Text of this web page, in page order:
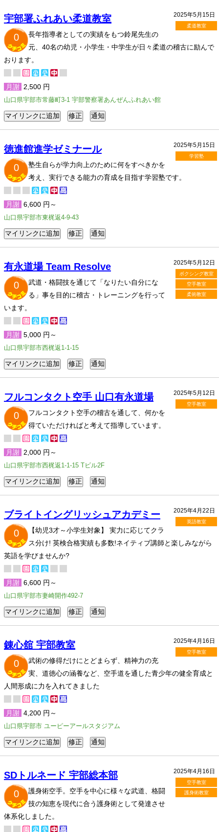
2025年5月15日
柔道教室
宇部署ふれあい柔道教室
0
長年指導者としての実績をもつ鈴尾先生の
元、40名の幼児・小学生・中学生が日々柔道の稽古に励んで
おります。
月謝 2,500 円
山口県宇部市常藤町3-1 宇部警察署あんぜんふれあい館
2025年5月15日
学習塾
徳進館進学ゼミナール
0
塾生自らが学力向上のために何をすべきかを
考え、実行できる能力の育成を目指す学習塾です。
月謝 6,600 円～
山口県宇部市東梶返4-9-43
2025年5月12日
ボクシング教室
空手教室
柔術教室
有永道場 Team Resolve
0
武道・格闘技を通じて「なりたい自分にな
る」事を目的に稽古・トレーニングを行って
います。
月謝 5,000 円～
山口県宇部市西梶返1-1-15
2025年5月12日
空手教室
フルコンタクト空手 山口有永道場
0
フルコンタクト空手の稽古を通して、何かを
得ていただければと考えて指導しています。
月謝 2,000 円～
山口県宇部市西梶返1-1-15 Tビル2F
2025年4月22日
英語教室
ブライトイングリッシュアカデミー
0
【幼児3才～小学生対象】 実力に応じてクラ
ス分け! 英検合格実績も多数!ネイティブ講師と楽しみながら
英語を学びませんか?
月謝 6,600 円～
山口県宇部市妻崎開作492-7
2025年4月16日
空手教室
錬心舘 宇部教室
0
武術の修得だけにとどまらず、精神力の充
実、道徳心の涵養など、空手道を通した青少年の健全育成と
人間形成に力を入れてきました
月謝 4,200 円～
山口県宇部市 ユーピーアールスタジアム
2025年4月16日
空手教室
護身術教室
SDトルネード 宇部総本部
0
護身術空手。空手を中心に様々な武道、格闘
技の知恵を現代に合う護身術として発達させ
体系化しました。